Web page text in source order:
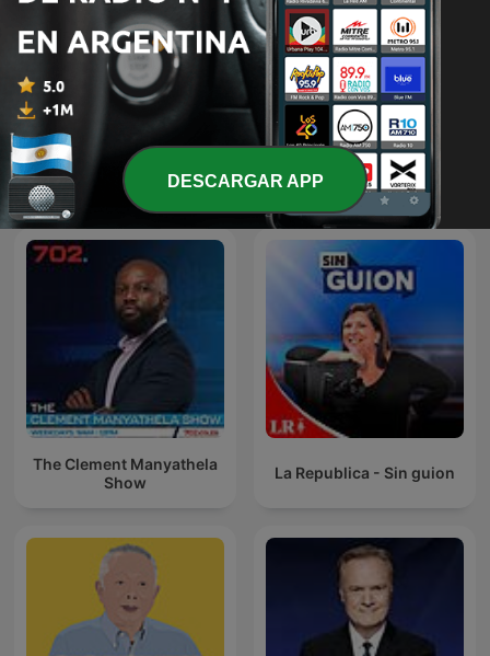
Forklart Megbeszéljük...
The Clement Manyathela
Show
La Republica - Sin guion
DESCARGAR APP